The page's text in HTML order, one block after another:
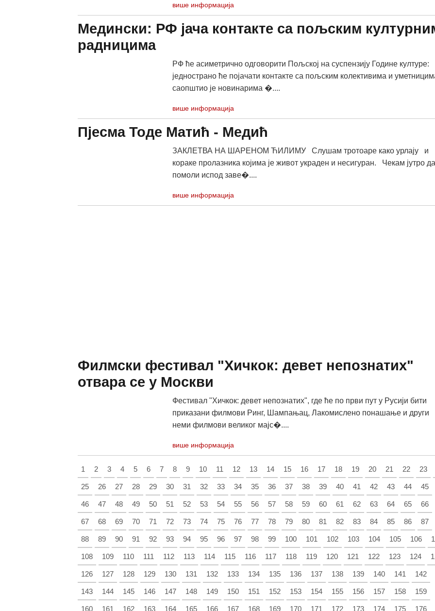
више информација
Медински: РФ јача контакте са пољским
радницима
РФ ће асиметрично одговорити Пољској на суспензију Године културе:
једнострано ће појачати контакте са пољским колективима и
саопштио је новинарима �....
више информација
Пјесма Тоде Матић - Медић
ЗАКЛЕТВА НА ШАРЕНОМ ЋИЛИМУ Слушам тротоаре како урлају и
кораке пролазника којима је живот украден и несигуран. Чекам јутро
помоли испод заве�....
више информација
Филмски фестивал "Хичкок: девет непознатих"
отвара се у Москви
Фестивал "Хичкок: девет непознатих", где ће по први пут у Русији бити
приказани филмови Ринг, Шампањац, Лакомислено понашање и други
неми филмови великог мајс�....
више информација
1 2 3 4 5 6 7 8 9 10 11 12 13 14 15 16 17 18 19 20 21 22 23
25 26 27 28 29 30 31 32 33 34 35 36 37 38 39 40 41 42 43 44 45
46 47 48 49 50 51 52 53 54 55 56 57 58 59 60 61 62 63 64 65 66
67 68 69 70 71 72 73 74 75 76 77 78 79 80 81 82 83 84 85 86 87
88 89 90 91 92 93 94 95 96 97 98 99 100 101 102 103 104 105 106
108 109 110 111 112 113 114 115 116 117 118 119 120 121 122 123 124
126 127 128 129 130 131 132 133 134 135 136 137 138 139 140 141 142
143 144 145 146 147 148 149 150 151 152 153 154 155 156 157 158 159
160 161 162 163 164 165 166 167 168 169 170 171 172 173 174 175 176